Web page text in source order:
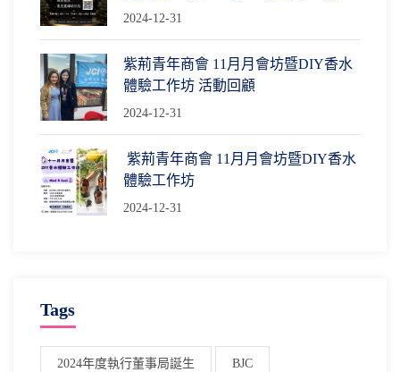
2024-12-31
紫荊青年商會 11月月會坊暨DIY香水
體驗工作坊 活動回顧
2024-12-31
紫荊青年商會 11月月會坊暨DIY香水
體驗工作坊
2024-12-31
Tags
2024年度執行董事局誕生 BJC